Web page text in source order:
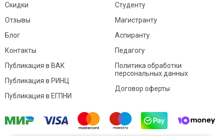
Скидки
Отзывы
Блог
Контакты
Студенту
Магистранту
Аспиранту
Педагогу
Публикация в ВАК
Публикация в РИНЦ
Публикация в ЕГПНИ
Политика обработки
персональных данных
Договор оферты